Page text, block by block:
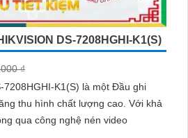
DS-7208HGHI-K1(S)
₫
7208HGHI-K1(S) là một Đầu ghi
hình chất lượng cao. Với khả
qua công nghệ nén video